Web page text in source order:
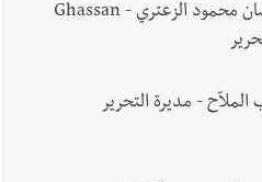
الصحافي السفير غسان محمود الزعتري - Ghassan
الملاّح - مديرة التحرير